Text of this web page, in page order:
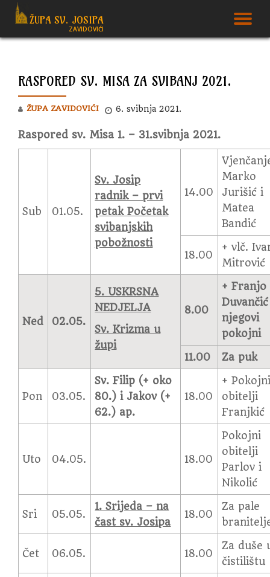
to
ŽUPA SV. JOSIPA
ZAVIDOVIĆI
RASPORED SV. MISA ZA SVIBANJ 2021.
ŽUPA ZAVIDOVIĆI 6. svibnja 2021.
Raspored sv. Misa 1. – 31.svibnja 2021.
Sub 01.05.
Sv. Josip
radnik – prvi
petak Početak
svibanjskih
pobožnosti
14.00
Marko
Jurišić i
Matea
Bandić
18.00
+ vlč.
Mitrović
Ned 02.05.
5. USKRSNA
NEDJELJA
Sv. Krizma u
župi
8.00
+ Franjo
njegovi
pokojni
11.00
Za puk
Pon 03.05.
Sv. Filip (+ oko
80.) i Jakov (+
62.) ap.
18.00
+
obitelji
Franjkić
Uto 04.05. 18.00
Pokojni
obitelji
Parlov i
Nikolić
Sri 05.05.
1. Srijeda – na
čast sv. Josipa
18.00
Za pale
Čet 06.05. 18.00
Za duše
čistilištu